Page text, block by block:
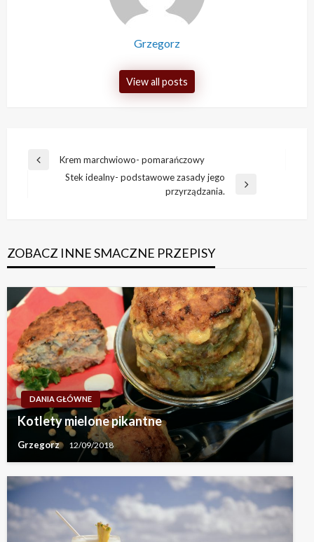
Grzegorz
View all posts
Nawigacja
Previous
Krem marchwiowo- pomarańczowy
Stek idealny- podstawowe zasady jego
przyrządzania.
ZOBACZ INNE SMACZNE PRZEPISY
DANIA GŁÓWNE
Kotlety mielone pikantne
Grzegorz 12/09/2018